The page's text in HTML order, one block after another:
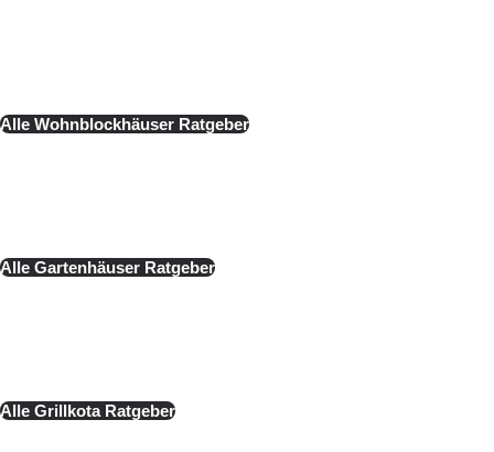
Alle Wohnblockhäuser Ratgeber
Alle Gartenhäuser Ratgeber
Alle Grillkota Ratgeber